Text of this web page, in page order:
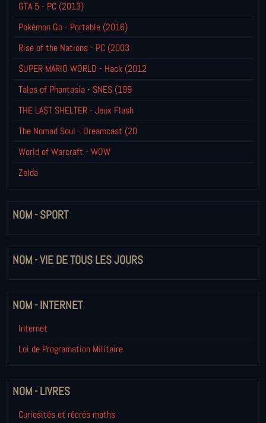
GTA 5 - PC (2013)
Pokémon Go - Portable (2016)
Rise of the Nations - PC (2003
SUPER MARIO WORLD - Hack (2012
Tales of Phantasia - SNES (199
THE LAST SHELTER - Jeux Flash
The Nomad Soul - Dreamcast (20
World of Warcraft - WOW
Zelda
NOM - SPORT
NOM - VIE DE TOUS LES JOURS
NOM - INTERNET
Internet
Loi de Programation Militaire
NOM - LIVRES
Curiosités et récrés maths